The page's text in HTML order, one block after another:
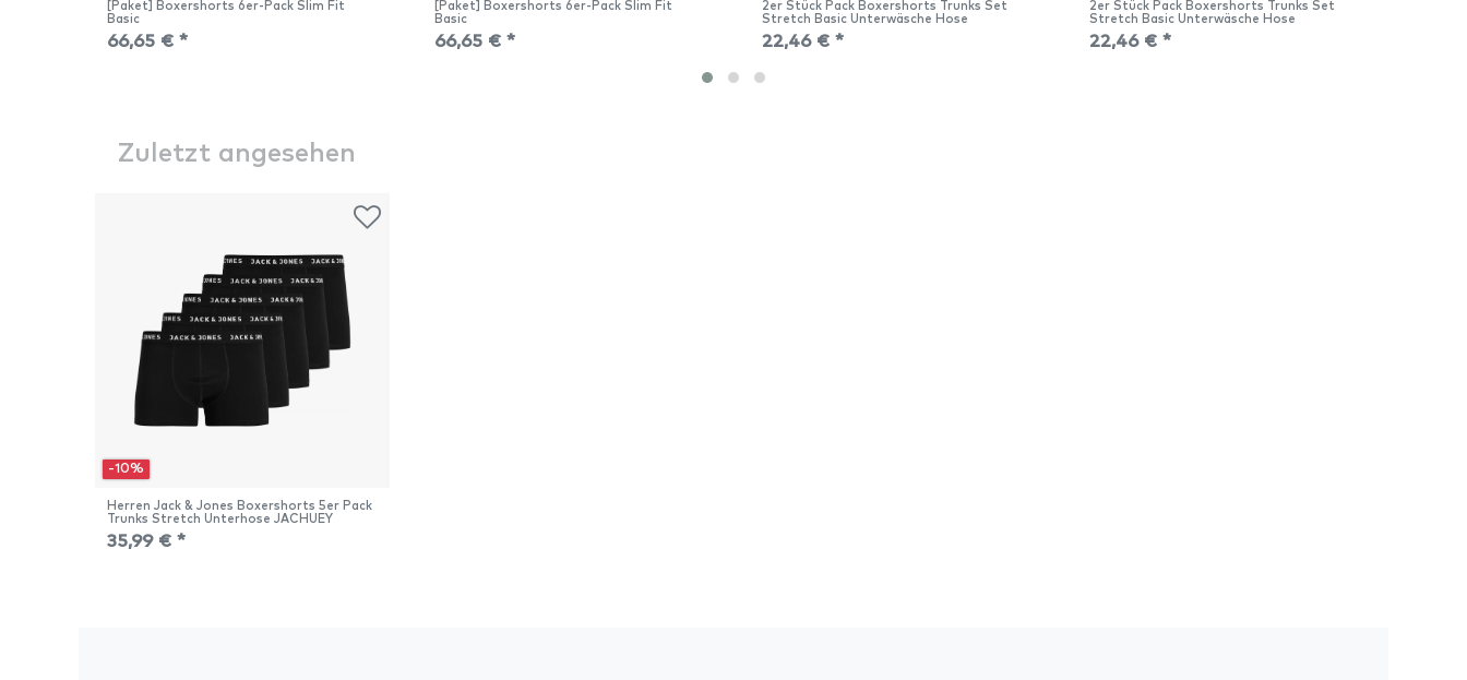
[Paket] Boxershorts 6er-Pack Slim Fit
Basic
66,65 € *
[Paket] Boxershorts 6er-Pack Slim Fit
Basic
66,65 € *
2er Stück Pack Boxershorts Trunks Set
Stretch Basic Unterwäsche Hose
22,46 € *
2er Stück Pack Boxershorts Trunks Set
Stretch Basic Unterwäsche Hose
22,46 € *
Zuletzt angesehen
-10%
Herren Jack & Jones Boxershorts 5er Pack
Trunks Stretch Unterhose JACHUEY
35,99 € *